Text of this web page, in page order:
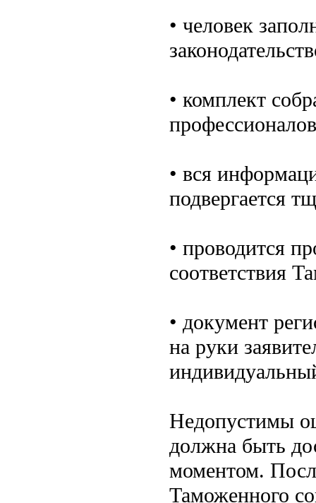
• человек
• комплект
• вся
подвергается
• проводится
соответствия
• документ
на руки
Недопустимы
должна быть
моментом.
Таможенного